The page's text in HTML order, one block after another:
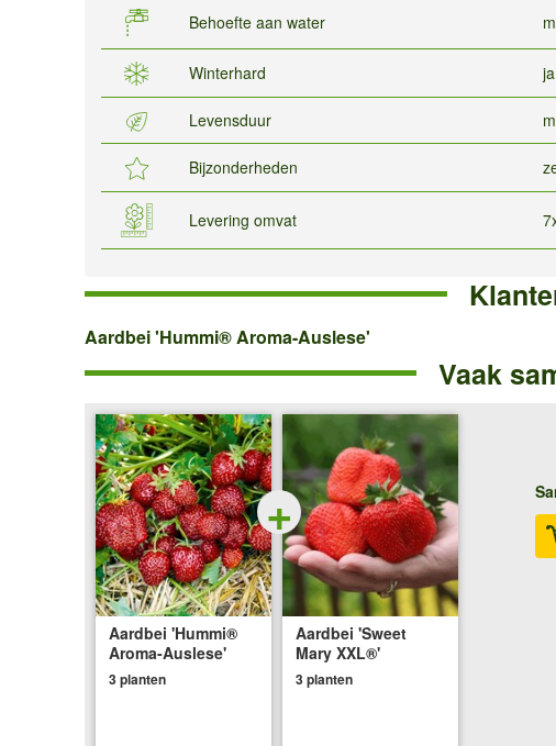
Behoefte aan water
Winterhard ja
Levensduur
Bijzonderheden
Levering omvat
Aardbei
Auslese'
Aardbei 'Hummi® Aroma-Auslese'
Vaak
Aardbei 'Hummi®
Aroma-Auslese'
3 planten
+
Aardbei 'Sweet
Mary XXL®'
3 planten